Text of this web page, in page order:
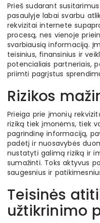
Prieš sudarant
pasaulyje labai svarbu
rekvizitai internete
procesą, nes vienoje
svarbiausią informaciją.
teisinius, finansinius ir
potencialiais partneriais,
priimti pagrįstus
Rizikos
Prieiga prie įmonių
riziką tiek įmonėms, tiek
pagrindinę informaciją,
padėtį ir nuosavybės
nustatyti galimą riziką ir
sumažinti. Toks aktyvus
saugesnius ir
Teisinės
užtikrinimo